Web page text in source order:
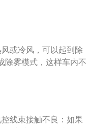
玻璃上的凝结而形成
，它能在几天之内保
话，可以将两侧的车窗
慢慢消失。这种方法
，雨雪天气、高速路、
风挡电加热功能，按
玻璃上凝聚，达到除
车的玻璃起雾的原
低的一面表面水分的饱
，以微小的水珠形式
空调制冷除湿功能，降
后，没有及时开空
但是如果湿气过大，
低驾驶室内的湿度。
或冷风，可以起到除
除雾模式，这样车内不
汽车美容店里都有防
在晚上使用。3、打
点，让外面的空气吹到
因为使用这种方式除
线束接触不良：如果